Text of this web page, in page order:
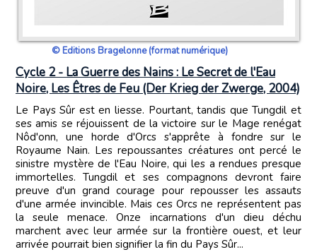
© Editions Bragelonne (format numérique)
Cycle 2 - La Guerre des Nains : Le Secret de l'Eau
Noire, Les Êtres de Feu (Der Krieg der Zwerge, 2004)
Le Pays Sûr est en liesse. Pourtant, tandis que Tungdil et
ses amis se réjouissent de la victoire sur le Mage renégat
Nôd'onn, une horde d'Orcs s'apprête à fondre sur le
Royaume Nain. Les repoussantes créatures ont percé le
sinistre mystère de l'Eau Noire, qui les a rendues presque
immortelles. Tungdil et ses compagnons devront faire
preuve d'un grand courage pour repousser les assauts
d'une armée invincible. Mais ces Orcs ne représentent pas
la seule menace. Onze incarnations d'un dieu déchu
marchent avec leur armée sur la frontière ouest, et leur
arrivée pourrait bien signifier la fin du Pays Sûr...